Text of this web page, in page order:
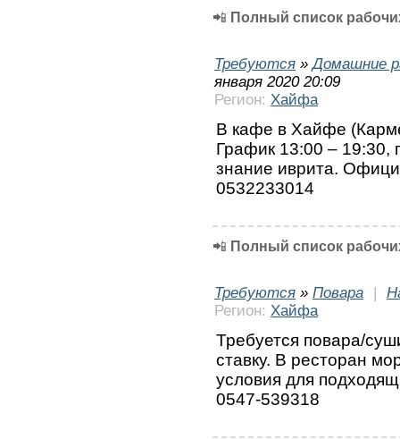
📲 Полный список
Требуются »Домашние
января 2020 20:09
Регион: Хайфа
В кафе в Хайфе
График 13:00 – 19:30,
знание иврита.
0532233014
📲 Полный список
Требуются » Повара |
Регион: Хайфа
Требуется повара/
ставку. В ресторан
условия для
0547-539318